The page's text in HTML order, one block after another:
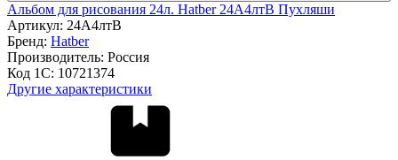
Альбом для рисования 24л. Hatber 24А4лтВ Пухляши
Артикул: 24А4лтВ
Бренд: Hatber
Производитель: Россия
Код 1С: 10721374
Другие характеристики